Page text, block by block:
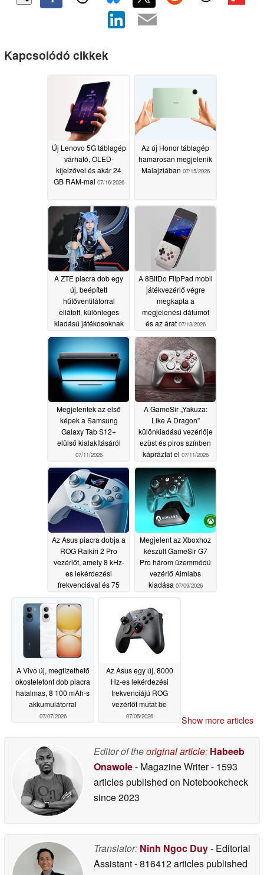
Kapcsolódó cikkek
Új Lenovo 5G táblagép
várható, OLED-
kijelzővel és akár 24
GB RAM-mal 07/16/2026
Az új Honor táblagép
hamarosan megjelenik
Malajziában 07/15/2026
A ZTE piacra dob egy
új, beépített
hűtőventilátorral
ellátott, különleges
kiadású játékosoknak
07/13/2026
A 8BitDo FlipPad mobil
játékvezérlő végre
megkapta a
megjelenési dátumot
és az árat 07/13/2026
Megjelentek az első
képek a Samsung
Galaxy Tab S12+
elülső kialakításáról
07/11/2026
A GameSir „Yakuza:
Like A Dragon”
különkiadású vezérlője
ezüst és piros színben
kápráztat el 07/11/2026
Az Asus piacra dobja a
ROG Raikiri 2 Pro
vezérlőt, amely 8 kHz-
es lekérdezési
frekvenciával és 75
üzemidővel
rendelkezik
07/10/2026
Megjelent az Xboxhoz
készült GameSir G7
Pro három üzemmódú
vezérlő Aimlabs
kiadása 07/09/2026
A Vivo új, megfizethető
okostelefont dob piacra
hatalmas, 8 100 mAh-s
akkumulátorral
07/07/2026
Az Asus egy új, 8000
Hz-es lekérdezési
frekvenciájú ROG
vezérlőt mutat be
07/05/2026 Show more articles
Editor of theoriginal article: Habeeb
Onawole- Magazine Writer- 1593
articles published on Notebookcheck
since 2023
Translator: Ninh Ngoc Duy- Editorial
Assistant- 816412 articles published